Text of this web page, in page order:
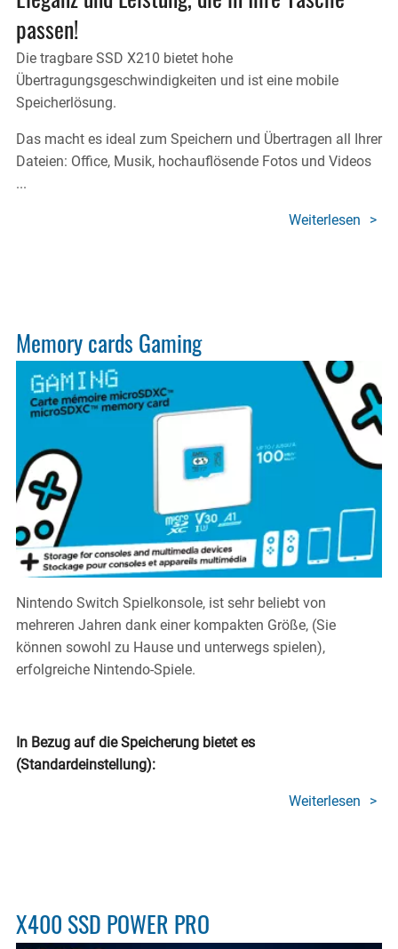
passen!
Die tragbare SSD X210 bietet hohe
Übertragungsgeschwindigkeiten und ist eine mobile
Speicherlösung.
Das macht es ideal zum Speichern und Übertragen all Ihrer
Dateien: Office, Musik, hochauflösende Fotos und Videos
...
Weiterlesen über
Memory cards Gaming
Nintendo Switch Spielkonsole, ist sehr beliebt von
mehreren Jahren dank einer kompakten Größe, (Sie
können sowohl zu Hause und unterwegs spielen),
erfolgreiche Nintendo-Spiele.
In Bezug auf die Speicherung bietet es
(Standardeinstellung):
Weiterlesen über
X400 SSD POWER PRO